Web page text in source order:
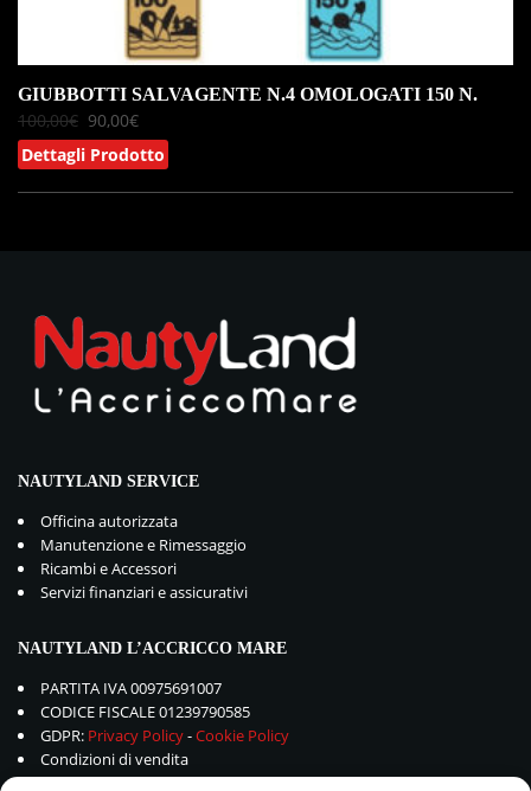
GIUBBOTTI SALVAGENTE N.4 OMOLOGATI 150 N.
100,00€ 90,00€
Dettagli Prodotto
NAUTYLAND SERVICE
Officina autorizzata
Manutenzione e Rimessaggio
Ricambi e Accessori
Servizi finanziari e assicurativi
NAUTYLAND L’ACCRICCO MARE
PARTITA IVA 00975691007
CODICE FISCALE 01239790585
GDPR: Privacy Policy-Cookie Policy
Condizioni di vendita